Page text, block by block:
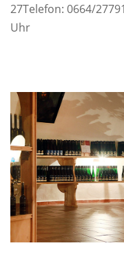
27Telefon: 0664/
Uhr